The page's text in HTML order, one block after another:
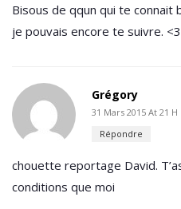
Bisous de qqun qui te
je pouvais encore te suivre. <3
Grégory
31 Mars 2015 At 21 H
Répondre
chouette reportage David.
conditions que moi